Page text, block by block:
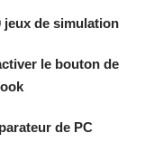
jeux de simulation
le bouton de
de PC